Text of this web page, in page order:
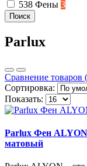
538 Фены 3
Parlux
Сравнение товаров
Сортировка:
Показать:
Parlux Фен
матовый